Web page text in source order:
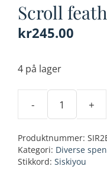
Scroll
kr245.00
4 på lager
- +
Produktnummer:
Kategori: Diverse
Stikkord: Siskiyou